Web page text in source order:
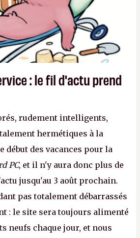
P.
: le fil d'actu prend
rudement intelligents,
hermétiques à la
début des vacances pour la
PC, et il n'y aura donc plus de
jusqu'au 3 août prochain.
pas totalement débarrassés
: le site sera toujours alimenté
neufs chaque jour, et nous